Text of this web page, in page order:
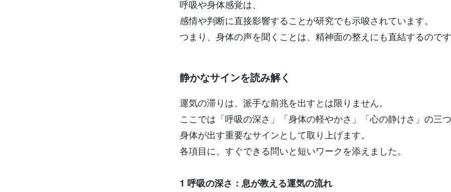
呼吸や身体感覚は、
感情や判断に直接影響することが研究でも示唆されています。
つまり、身体の声を聞くことは、精神面の整えにも直結するので
静かなサインを読み解く
運気の滞りは、派手な前兆を出すとは限りません。
ここでは「呼吸の深さ」「身体の軽やかさ」「心の静けさ」の三
身体が出す重要なサインとして取り上げます。
各項目に、すぐできる問いと短いワークを添えました。
1 呼吸の深さ：息が教える運気の流れ